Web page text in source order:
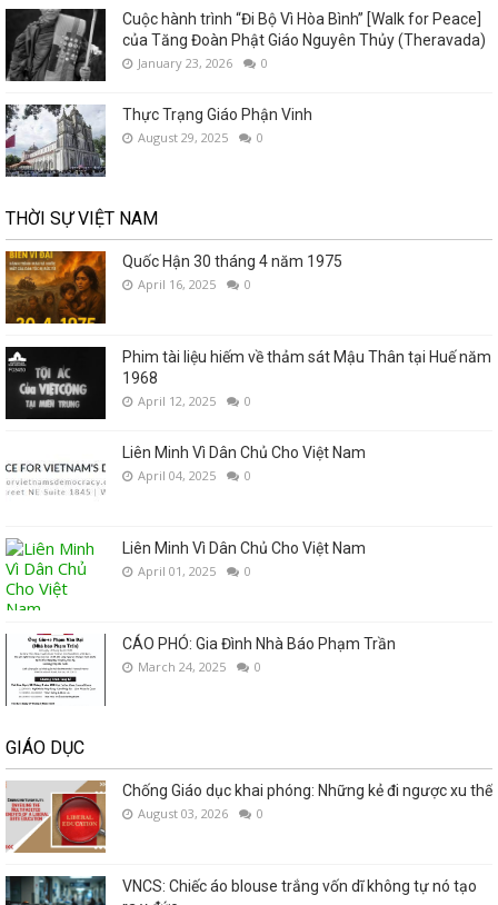
Cuộc hành trình “Đi Bộ Vì Hòa Bình” [Walk for Peace]
của Tăng Đoàn Phật Giáo Nguyên Thủy (Theravada)
January 23, 2026 0
Thực Trạng Giáo Phận Vinh
August 29, 2025 0
THỜI SỰ VIỆT NAM
Quốc Hận 30 tháng 4 năm 1975
April 16, 2025 0
Phim tài liệu hiếm về thảm sát Mậu Thân tại Huế năm
1968
April 12, 2025 0
Liên Minh Vì Dân Chủ Cho Việt Nam
April 04, 2025 0
Liên Minh Vì Dân Chủ Cho Việt Nam
April 01, 2025 0
CÁO PHÓ: Gia Đình Nhà Báo Phạm Trần
March 24, 2025 0
GIÁO DỤC
Chống Giáo dục khai phóng: Những kẻ đi ngược xu thế
August 03, 2026 0
VNCS: Chiếc áo blouse trắng vốn dĩ không tự nó tạo